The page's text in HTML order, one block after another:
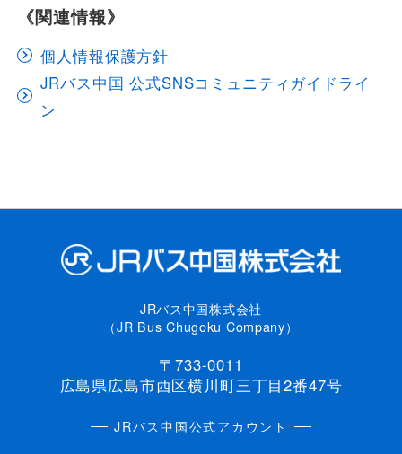
《関連情報》
個人情報保護方針
JRバス中国 公式SNSコミュニティガイドライ
ン
JRバス中国株式会社
（JR Bus Chugoku Company）
〒733-0011
広島県広島市西区横川町三丁目2番47号
JRバス中国公式アカウント